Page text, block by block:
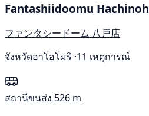
Fantashiidoomu
ファンタシードーム 八戸店
จังหวัดอาโอโมริ ·11 เหตุการณ์
สถานีขนส่ง 526 m